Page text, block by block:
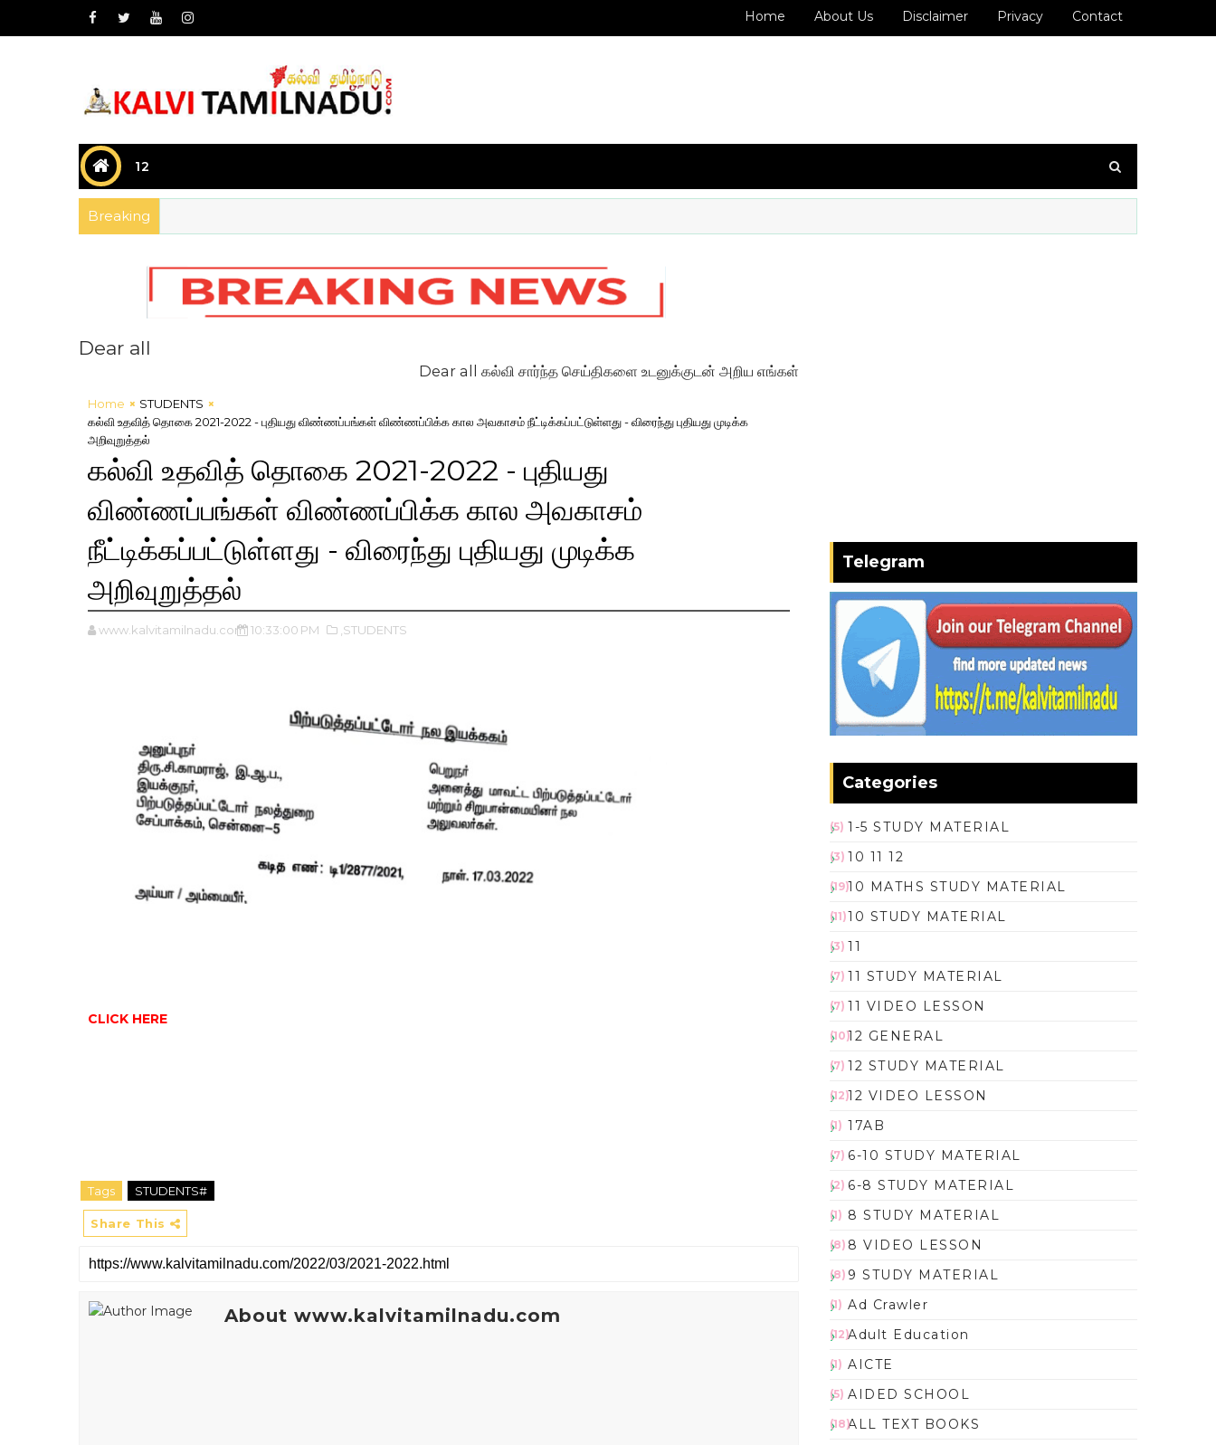
Home About Us Disclaimer Privacy Contact
12
Breaking
Dear all
Dear all கல்வி சார்ந்த செய்திகளை உடனுக்குடன் அறிய எங்கள் CELL NO: 7200993636 ஐ உங்கள் WhatsApp குழுவில் இணைக்கவும்!
Home
STUDENTS
கல்வி உதவித் தொகை 2021-2022 - புதியது விண்ணப்பங்கள் விண்ணப்பிக்க கால அவகாசம் நீட்டிக்கப்பட்டுள்ளது - விரைந்து புதியது முடிக்க
அறிவுறுத்தல்
கல்வி உதவித் தொகை 2021-2022 - புதியது
விண்ணப்பங்கள் விண்ணப்பிக்க கால அவகாசம்
நீட்டிக்கப்பட்டுள்ளது - விரைந்து புதியது முடிக்க
அறிவுறுத்தல்
www.kalvitamilnadu.com 10:33:00 PM ,STUDENTS
CLICK HERE
Tags STUDENTS#
Share This
About www.kalvitamilnadu.com
Telegram
Categories
1-5 STUDY MATERIAL
(5)
10 11 12
(3)
10 MATHS STUDY MATERIAL
(19)
10 STUDY MATERIAL
(11)
11
(3)
11 STUDY MATERIAL
(7)
11 VIDEO LESSON
(7)
12 GENERAL
(10)
12 STUDY MATERIAL
(7)
12 VIDEO LESSON
(12)
17AB
(1)
6-10 STUDY MATERIAL
(7)
6-8 STUDY MATERIAL
(2)
8 STUDY MATERIAL
(1)
8 VIDEO LESSON
(8)
9 STUDY MATERIAL
(8)
Ad Crawler
(1)
Adult Education
(12)
AICTE
(1)
AIDED SCHOOL
(5)
ALL TEXT BOOKS
(18)